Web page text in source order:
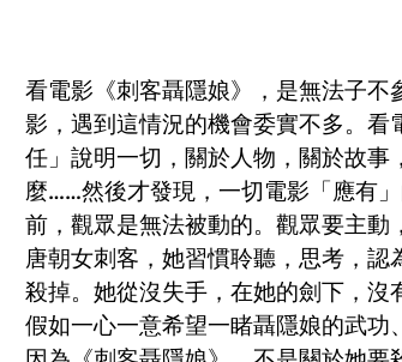
看電影《刺客聶隱娘》，是無法子
影，遇到這情況的機會委實不多。
任」說明一切，關於人物，關於故
麼……然後才發現，一切電影「應有
前，觀眾是無法被動的。觀眾要主
唐朝女刺客，她習慣聆聽，思考，
殺掉。她從沒失手，在她的劍下，沒
假如一心一意希望一睹聶隱娘的武功